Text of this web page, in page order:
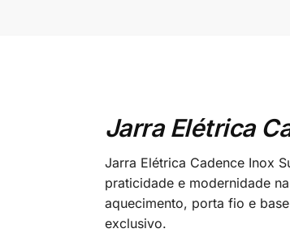
Jarra Elétrica
Jarra Elétrica Cadence Inox
praticidade e modernidade
aquecimento, porta fio e
exclusivo.